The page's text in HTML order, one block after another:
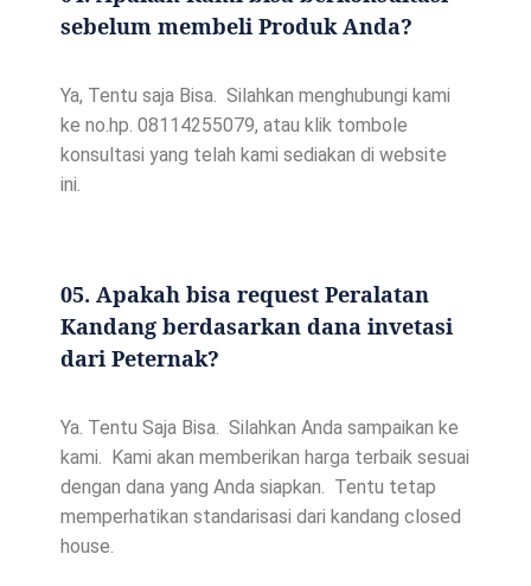
sebelum membeli Produk Anda?
Ya, Tentu saja Bisa. Silahkan menghubungi kami
ke no.hp. 08114255079, atau klik tombole
konsultasi yang telah kami sediakan di website
ini.
05. Apakah bisa request Peralatan
Kandang berdasarkan dana invetasi
dari Peternak?
Ya. Tentu Saja Bisa. Silahkan Anda sampaikan ke
kami. Kami akan memberikan harga terbaik sesuai
dengan dana yang Anda siapkan. Tentu tetap
memperhatikan standarisasi dari kandang closed
house.